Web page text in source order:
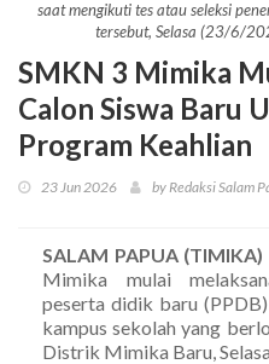
saat mengikuti tes atau seleksi
tersebut, Selasa (23/6/
SMKN 3 Mimika
Calon Siswa Baru
Program Keahlian
23 Jun 2026 by Redaksi Salam
SALAM PAPUA (TIMIKA)
Mimika mulai
peserta didik baru
kampus sekolah yang
Distrik Mimika Baru,